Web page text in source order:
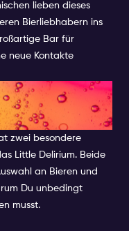
lieben dieses
Bierliebhabern ins
Bar für
neue Kontakte
zwei besondere
Little Delirium. Beide
an Bieren und
Du unbedingt
musst.